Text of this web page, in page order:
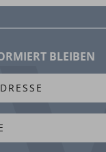
eine
ich nun
kann ich die
BLEIBEN